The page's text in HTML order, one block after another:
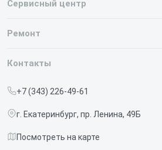
Сервисный центр
О нашем сервисе
Срочный ремонт
Доставка и способы оплаты
Диагностика
Ремонт
Iphone
Контакты
+7 (343) 226-49-61
г. Екатеринбург, пр. Ленина, 49Б
Посмотреть на карте